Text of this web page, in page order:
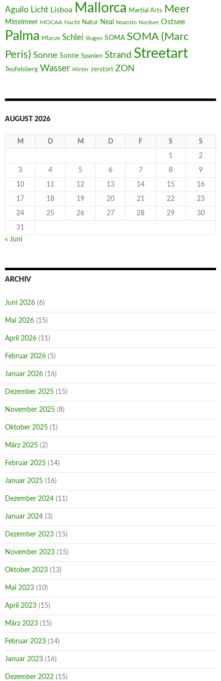
Aguilo Licht Lisboa Mallorca Martial Arts Meer
Mittelmeer MOCAA Nacht Natur Neal Noarnito Nordsee Ostsee
Palma Pflanze Schlei Skagen SOMA SOMA (Marc
Peris) Sonne Sonrie Spanien Strand Streetart
Teufelsberg Wasser Winter zerstört ZON
AUGUST 2026
M D M D F S S
1 2
3 4 5 6 7 8 9
10 11 12 13 14 15 16
17 18 19 20 21 22 23
24 25 26 27 28 29 30
31
« Juni
ARCHIV
Juni 2026 (6)
Mai 2026 (15)
April 2026 (11)
Februar 2026 (5)
Januar 2026 (16)
Dezember 2025 (15)
November 2025 (8)
Oktober 2025 (1)
März 2025 (2)
Februar 2025 (14)
Januar 2025 (16)
Dezember 2024 (11)
Januar 2024 (3)
Dezember 2023 (15)
November 2023 (15)
Oktober 2023 (13)
Mai 2023 (10)
April 2023 (15)
März 2023 (15)
Februar 2023 (14)
Januar 2023 (16)
Dezember 2022 (15)